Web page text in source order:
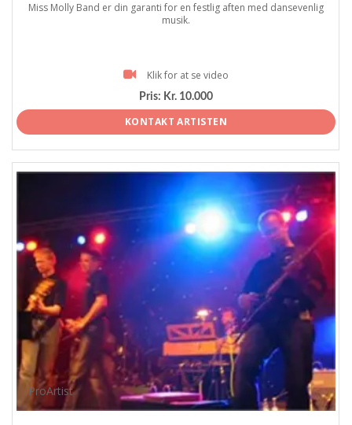
Miss Molly Band er din garanti for en festlig aften med dansevenlig
musik.
Klik for at se video
Pris: Kr. 10.000
KONTAKT ARTISTEN
ProArtist